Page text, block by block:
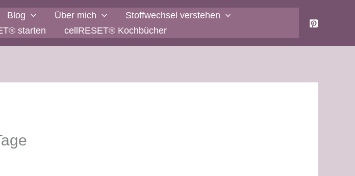
Blog Über mich
Stoffwechsel verstehen
starten
cellRESET® Kochbücher